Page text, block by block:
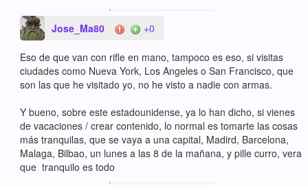
Jose_Ma80 +0
Eso de que van con rifle en mano, tampoco es eso, si visitas
ciudades como Nueva York, Los Angeles o San Francisco, que
son las que he visitado yo, no he visto a nadie con armas.
Y bueno, sobre este estadounidense, ya lo han dicho, si vienes
de vacaciones / crear contenido, lo normal es tomarte las cosas
más tranquilas, que se vaya a una capital, Madird, Barcelona,
Malaga, Bilbao, un lunes a las 8 de la mañana, y pille curro, vera
que tranquilo es todo